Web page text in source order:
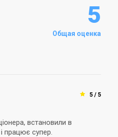
5
Общая оценка
5 / 5
встановили в
і працює супер.